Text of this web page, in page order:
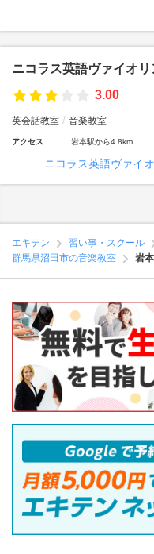
ニコラス英語ヴァイオリ
3.00
英会話教室 音楽教室
アクセス 岩本駅から4.8km
ニコラス英語ヴァイ
エキテン 習い事・スクール
群馬県沼田市の音楽教室
岩